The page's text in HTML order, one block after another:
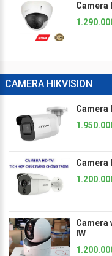
Camera
CAMERA HIKVISION
Camera
Camera
Camera
IW